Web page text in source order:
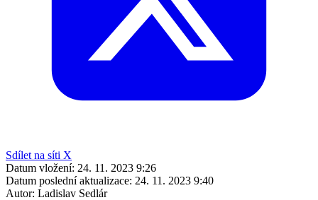
Sdílet na síti X
Datum vložení: 24. 11. 2023 9:26
Datum poslední aktualizace: 24. 11. 2023 9:40
Autor: Ladislav Sedlár